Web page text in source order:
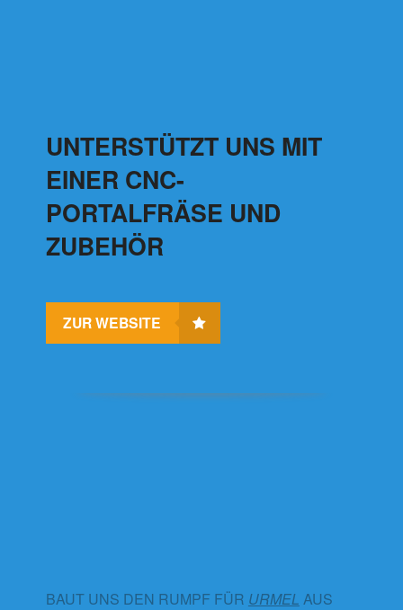
UNTERSTÜTZT UNS MIT
EINER CNC-
PORTALFRÄSE UND
ZUBEHÖR
ZUR WEBSITE
BAUT UNS DEN RUMPF FÜR URMEL AUS